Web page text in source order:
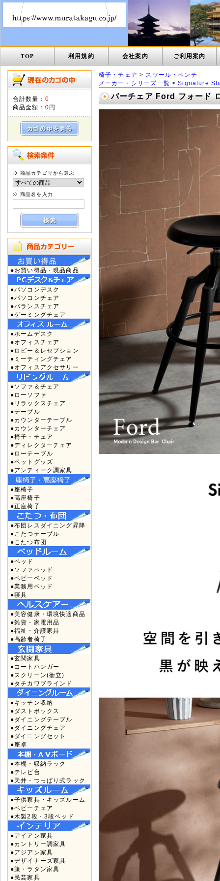
TOP 利用規約 会社案内 ご利用案内
合計数量： 0
商品金額： 0円
商品カテゴリから選ぶ
商品名を入力
●お買い得品・現品商品
●パソコンデスク
●パソコンチェア
●バランスチェア
●ゲーミングチェア
●ホームデスク
●オフィスチェア
●ロビー＆レセプション
●ミーティングチェア
●オフィスアクセサリー
●ソファ＆チェア
●ローソファ
●リラックスチェア
●テーブル
●カウンターテーブル
●カウンターチェア
●椅子・チェア
●ディレクターチェア
●ローテーブル
●ペットグッズ
●アンティーク調家具
●座椅子
●高座椅子
●正座椅子
●布団レスダイニング昇降
●こたつテーブル
●こたつ布団
●ベッド
●ソファベッド
●ベビーベッド
●業務用ベッド
●寝具
●美容健康・環境快適商品
●雑貨・家電用品
●福祉・介護家具
●高齢者椅子
●玄関家具
●コートハンガー
●スクリーン(衝立)
●タチカワブラインド
●キッチン収納
●ダストボックス
●ダイニングテーブル
●ダイニングチェア
●ダイニングセット
●座卓
●本棚・収納ラック
●テレビ台
●天井・つっぱり式ラック
●子供家具・キッズルーム
●ベビーチェア
●木製2段・3段ベッド
●アイアン家具
●カントリー調家具
●アジアン家具
●デザイナーズ家具
●籐・ラタン家具
●民芸家具
椅子・チェア > スツール・ベンチ
メーカー・シリーズ一覧 >Signature
バーチェア Ford フォード